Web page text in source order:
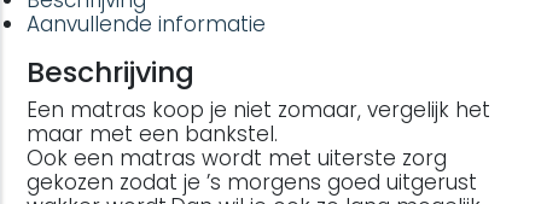
Aanvullende informatie
Beschrijving
Een matras koop je niet zomaar, vergelijk het
maar met een bankstel.
Ook een matras wordt met uiterste zorg
gekozen zodat je ’s morgens goed uitgerust